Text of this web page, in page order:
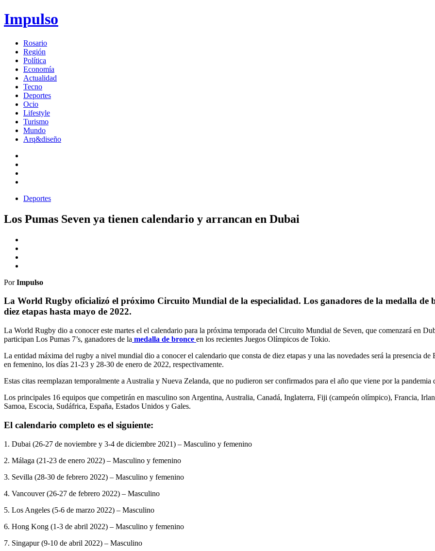
Impulso
Rosario
Región
Política
Economía
Actualidad
Tecno
Deportes
Ocio
Lifestyle
Turismo
Mundo
Arq&diseño
Deportes
Los Pumas Seven ya tienen calendario y arrancan en Dubai
PorImpulso
La World Rugby oficializó el próximo Circuito Mundial de la especialidad. Los ganadores de la medalla de
diez etapas hasta mayo de 2022.
La World Rugby dio a conocer este martes el el calendario para la próxima temporada del Circuito Mundial de Seven, que comenzará en
participan Los Pumas 7’s, ganadores de la medalla de bronce en los recientes Juegos Olímpicos de Tokio.
La entidad máxima del rugby a nivel mundial dio a conocer el calendario que consta de diez etapas y una las novedades será la presencia
en femenino, los días 21-23 y 28-30 de enero de 2022, respectivamente.
Estas citas reemplazan temporalmente a Australia y Nueva Zelanda, que no pudieron ser confirmados para el año que viene por la
Los principales 16 equipos que competirán en masculino son Argentina, Australia, Canadá, Inglaterra, Fiji (campeón olímpico), Francia,
Samoa, Escocia, Sudáfrica, España, Estados Unidos y Gales.
El calendario completo es el siguiente:
1. Dubai (26-27 de noviembre y 3-4 de diciembre 2021) – Masculino y femenino
2. Málaga (21-23 de enero 2022) – Masculino y femenino
3. Sevilla (28-30 de febrero 2022) – Masculino y femenino
4. Vancouver (26-27 de febrero 2022) – Masculino
5. Los Angeles (5-6 de marzo 2022) – Masculino
6. Hong Kong (1-3 de abril 2022) – Masculino y femenino
7. Singapur (9-10 de abril 2022) – Masculino